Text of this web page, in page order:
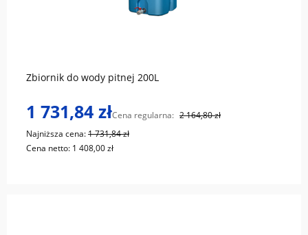
Zbiornik do wody pitnej 200L
1 731,84 złCena regularna: 2 164,80 zł
Najniższa cena:1 731,84 zł
Cena netto: 1 408,00 zł